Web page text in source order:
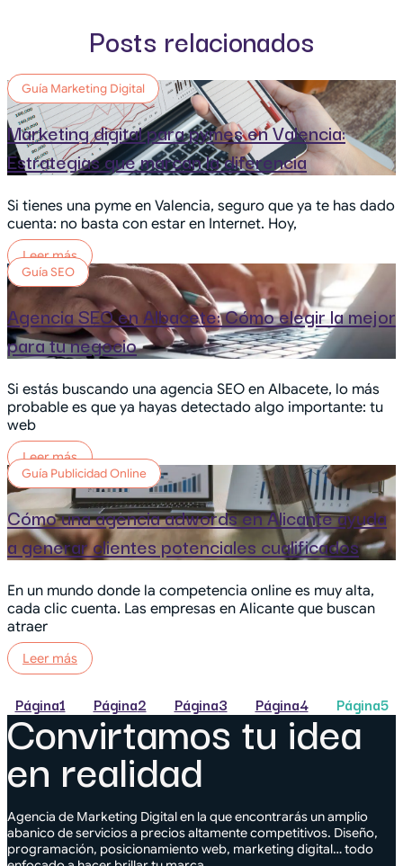
Posts relacionados
Guía Marketing Digital
Marketing digital para pymes en Valencia:
Estrategias que marcan la diferencia
Si tienes una pyme en Valencia, seguro que ya te has dado
cuenta: no basta con estar en Internet. Hoy,
Leer más
Guía SEO
Agencia SEO en Albacete: Cómo elegir la mejor
para tu negocio
Si estás buscando una agencia SEO en Albacete, lo más
probable es que ya hayas detectado algo importante: tu
web
Leer más
Guía Publicidad Online
Cómo una agencia adwords en Alicante ayuda
a generar clientes potenciales cualificados
En un mundo donde la competencia online es muy alta,
cada clic cuenta. Las empresas en Alicante que buscan
atraer
Leer más
Página1 Página2 Página3 Página4 Página5
Convirtamos tu idea
en realidad
Agencia de Marketing Digital en la que encontrarás un amplio
abanico de servicios a precios altamente competitivos. Diseño,
programación, posicionamiento web, marketing digital… todo